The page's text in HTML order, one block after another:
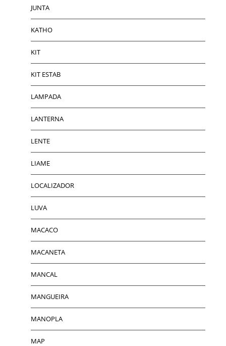
JUNTA
KATHO
KIT
KIT ESTAB
LAMPADA
LANTERNA
LENTE
LIAME
LOCALIZADOR
LUVA
MACACO
MACANETA
MANCAL
MANGUEIRA
MANOPLA
MAP